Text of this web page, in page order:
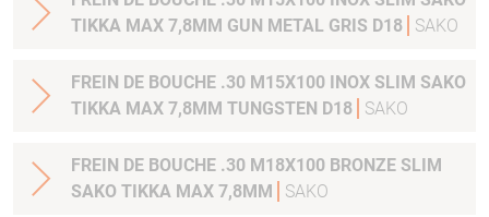
TIKKA MAX 7,8MM GUN METAL GRIS D18
SAKO
FREIN DE BOUCHE .30 M15X100 INOX SLIM SAKO
TIKKA MAX 7,8MM TUNGSTEN D18
SAKO
FREIN DE BOUCHE .30 M18X100 BRONZE SLIM
SAKO TIKKA MAX 7,8MM
SAKO